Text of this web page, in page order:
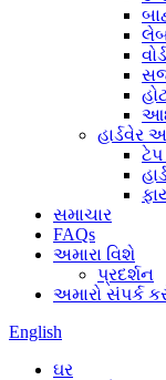
લેબ
હાર્ડવેર
ટેપ
સમાચાર
FAQs
અમારા વિશે
પ્રદર્શન
અમારો સંપર્ક
English
ઘર